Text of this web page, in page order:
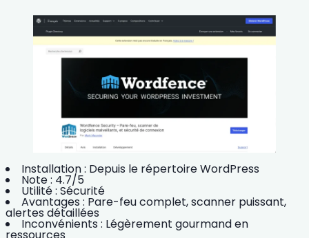
Installation : Depuis le répertoire WordPress
Note : 4.7/5
Utilité : Sécurité
Avantages : Pare-feu complet, scanner puissant,
alertes détaillées
Inconvénients : Légèrement gourmand en